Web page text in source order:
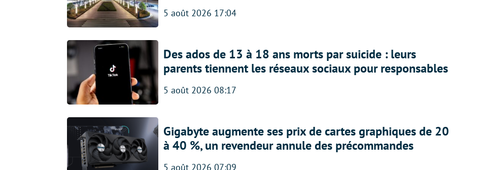
5 août 2026 17:04
Des ados de 13 à 18 ans morts par suicide : leurs
parents tiennent les réseaux sociaux pour responsables
5 août 2026 08:17
Gigabyte augmente ses prix de cartes graphiques de 20
à 40 %, un revendeur annule des précommandes
5 août 2026 07:09